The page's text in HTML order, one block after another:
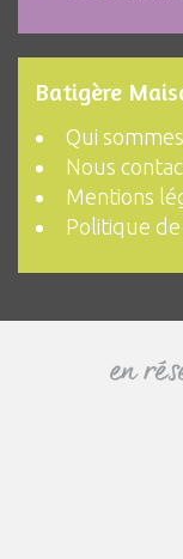
Batigère
Qui
Nous
Mentions
Politique